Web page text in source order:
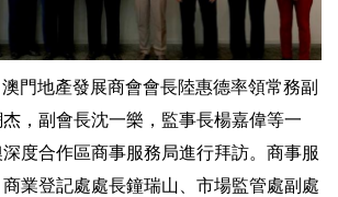
門地產發展商會會長陸惠德率領常務副
，副會長沈一樂，監事長楊嘉偉等一
度合作區商事服務局進行拜訪。商事服
業登記處處長鐘瑞山、市場監管處副處